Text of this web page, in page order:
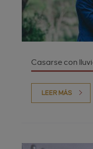
Casarse con
LEER MÁS